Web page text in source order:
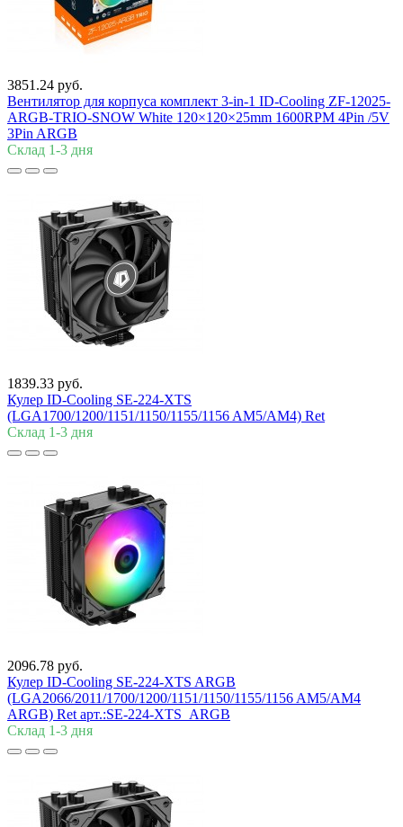
3851.24 руб.
Вентилятор для корпуса комплект 3-in-1 ID-Cooling ZF-12025-
ARGB-TRIO-SNOW White 120×120×25mm 1600RPM 4Pin /5V
3Pin ARGB
Склад 1-3 дня
1839.33 руб.
Кулер ID-Cooling SE-224-XTS
(LGA1700/1200/1151/1150/1155/1156 AM5/AM4) Ret
Склад 1-3 дня
2096.78 руб.
Кулер ID-Cooling SE-224-XTS ARGB
(LGA2066/2011/1700/1200/1151/1150/1155/1156 AM5/AM4
ARGB) Ret арт.:SE-224-XTS_ARGB
Склад 1-3 дня